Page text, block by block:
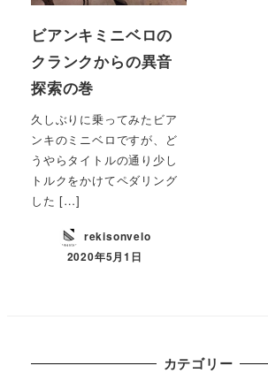
ビアンキミニベロの
クランクからの異音
探索の巻
久しぶりに乗ってみたビア
ンキのミニベロですが、ど
うやらタイトルの通り少し
トルクをかけてペダリング
した […]
rekisonvelo
2020年5月1日
カテゴリー